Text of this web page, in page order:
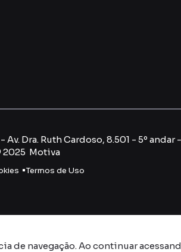
de navegação. Ao continuar
Dra. Ruth Cardoso, 8.501 - 5º
2025 Motiva
Termos de Uso